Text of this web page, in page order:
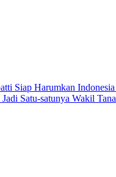
Siap Harumkan
Satu-satunya Wakil